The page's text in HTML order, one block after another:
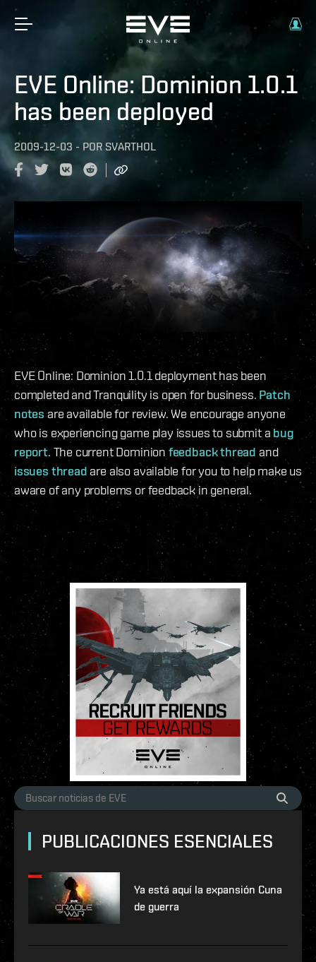
EVE Online: Dominion 1.0.1
has been deployed
2009-12-03 - POR SVARTHOL
EVE Online: Dominion 1.0.1 deployment has been
completed and Tranquility is open for business. Patch
notes are available for review. We encourage anyone
who is experiencing game play issues to submit a bug
report. The current Dominion feedback thread and
issues threadare also available for you to help make us
aware of any problems or feedback in general.
PUBLICACIONES ESENCIALES
Ya está aquí la expansión Cuna
de guerra